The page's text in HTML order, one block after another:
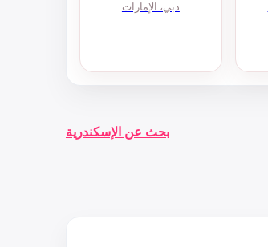
دبي، الإمارات
بحث عن الإسكندرية